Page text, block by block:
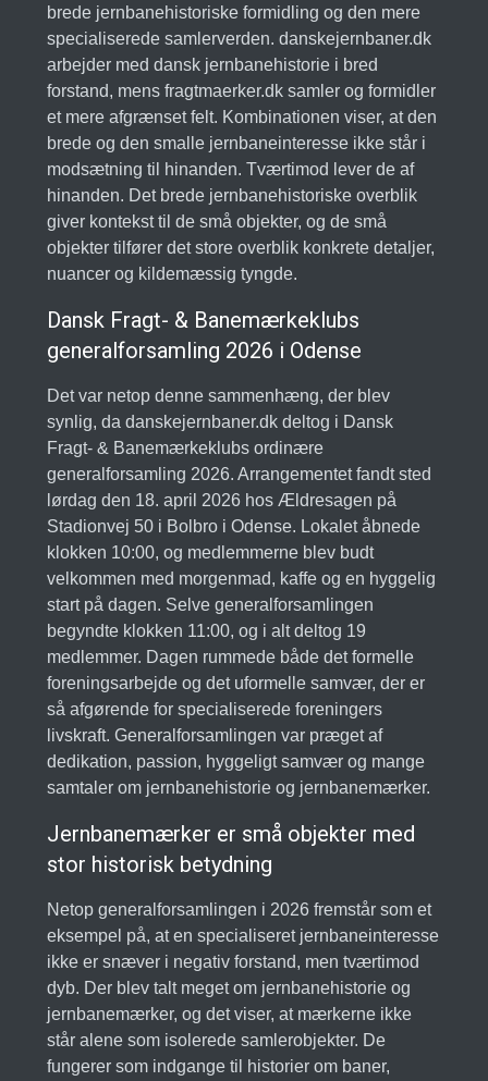
brede jernbanehistoriske formidling og den mere
specialiserede samlerverden. danskejernbaner.dk
arbejder med dansk jernbanehistorie i bred
forstand, mens fragtmaerker.dk samler og formidler
et mere afgrænset felt. Kombinationen viser, at den
brede og den smalle jernbaneinteresse ikke står i
modsætning til hinanden. Tværtimod lever de af
hinanden. Det brede jernbanehistoriske overblik
giver kontekst til de små objekter, og de små
objekter tilfører det store overblik konkrete detaljer,
nuancer og kildemæssig tyngde.
Dansk Fragt- & Banemærkeklubs
generalforsamling 2026 i Odense
Det var netop denne sammenhæng, der blev
synlig, da danskejernbaner.dk deltog i Dansk
Fragt- & Banemærkeklubs ordinære
generalforsamling 2026. Arrangementet fandt sted
lørdag den 18. april 2026 hos Ældresagen på
Stadionvej 50 i Bolbro i Odense. Lokalet åbnede
klokken 10:00, og medlemmerne blev budt
velkommen med morgenmad, kaffe og en hyggelig
start på dagen. Selve generalforsamlingen
begyndte klokken 11:00, og i alt deltog 19
medlemmer. Dagen rummede både det formelle
foreningsarbejde og det uformelle samvær, der er
så afgørende for specialiserede foreningers
livskraft. Generalforsamlingen var præget af
dedikation, passion, hyggeligt samvær og mange
samtaler om jernbanehistorie og jernbanemærker.
Jernbanemærker er små objekter med
stor historisk betydning
Netop generalforsamlingen i 2026 fremstår som et
eksempel på, at en specialiseret jernbaneinteresse
ikke er snæver i negativ forstand, men tværtimod
dyb. Der blev talt meget om jernbanehistorie og
jernbanemærker, og det viser, at mærkerne ikke
står alene som isolerede samlerobjekter. De
fungerer som indgange til historier om baner,